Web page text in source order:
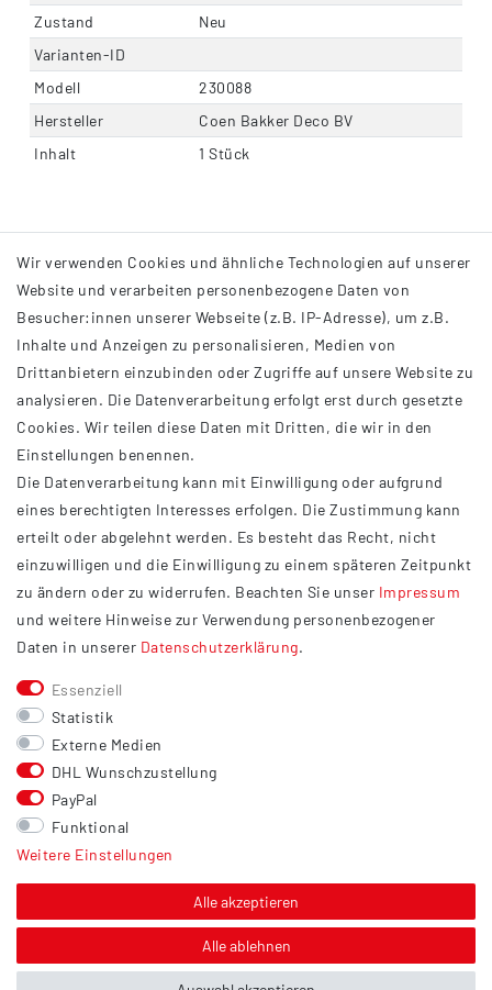
Zustand
Neu
Varianten-ID
Modell
230088
Hersteller
Coen Bakker Deco BV
Inhalt
1 Stück
INFORMATIONEN
AGB
Impressum
Datenschutzerklärung
Widerrufsrecht
Barrierefreiheit
Service
Kontakt
Versand
Zahlung
Vertrag widerrufen
Sonstiges
Hinweis zur Entsorgung von Altbatterien & Altöl
Über uns
Wir verwenden Cookies und ähnliche Technologien auf unserer
Website und verarbeiten personenbezogene Daten von
Besucher:innen unserer Webseite (z.B. IP-Adresse), um z.B.
Inhalte und Anzeigen zu personalisieren, Medien von
Drittanbietern einzubinden oder Zugriffe auf unsere Website zu
analysieren. Die Datenverarbeitung erfolgt erst durch gesetzte
Cookies. Wir teilen diese Daten mit Dritten, die wir in den
Einstellungen benennen.
Die Datenverarbeitung kann mit Einwilligung oder aufgrund
eines berechtigten Interesses erfolgen. Die Zustimmung kann
erteilt oder abgelehnt werden. Es besteht das Recht, nicht
einzuwilligen und die Einwilligung zu einem späteren Zeitpunkt
zu ändern oder zu widerrufen. Beachten Sie unser Impressum
und weitere Hinweise zur Verwendung personenbezogener
Daten in unserer Daten­schutz­erklärung.
Essenziell
Statistik
Externe Medien
DHL Wunschzustellung
PayPal
Funktional
Weitere Einstellungen
Alle akzeptieren
Alle ablehnen